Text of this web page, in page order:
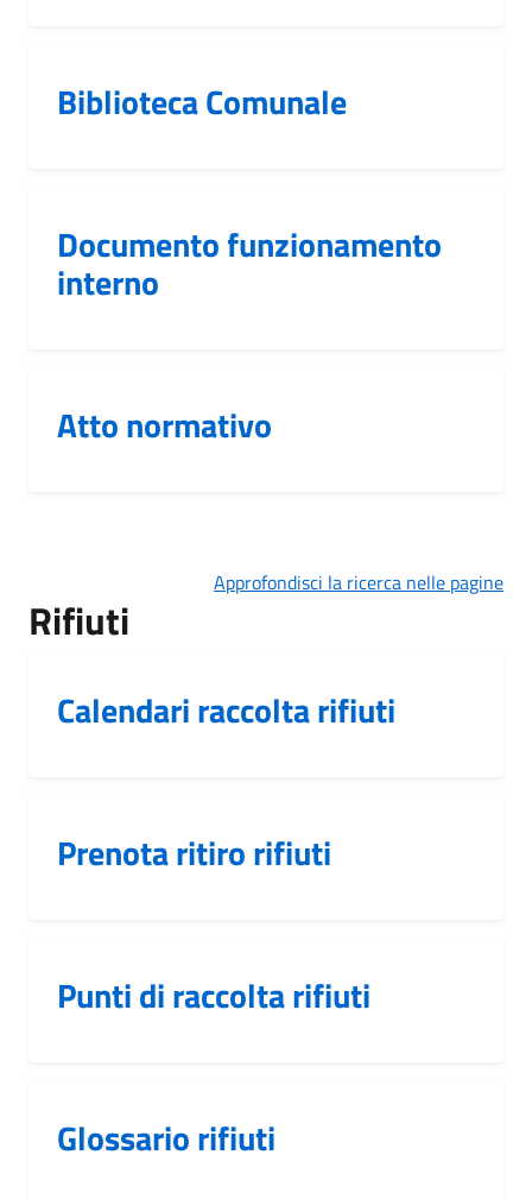
Biblioteca Comunale
Documento funzionamento
interno
Atto normativo
Approfondisci la ricerca nelle pagine
Rifiuti
Calendari raccolta rifiuti
Prenota ritiro rifiuti
Punti di raccolta rifiuti
Glossario rifiuti